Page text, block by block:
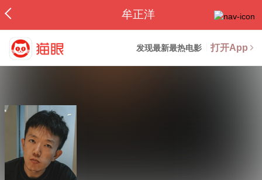
牟正洋
发现最新最热电影 打开App